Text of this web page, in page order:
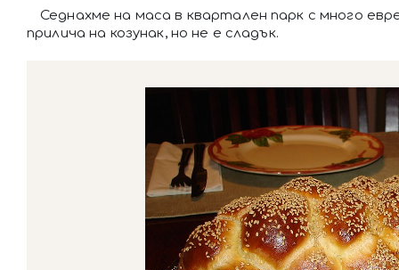
Седнахме на маса в квартален парк с много
прилича на козунак, но не е сладък.